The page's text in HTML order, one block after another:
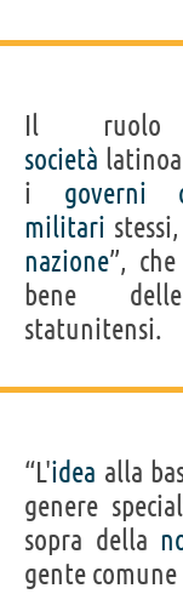
Il
società
i governi
militari
nazione”,
bene
statunitensi.
“L'idea alla
genere
sopra della
gente